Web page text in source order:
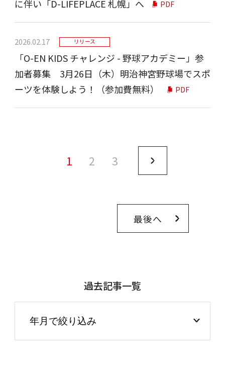
に伴い「D-LIFEPLACE 札幌」へ PDF
2026.02.17 リリース
「O-EN KIDS チャレンジ - 野球アカデミー」参
加者募集 3月26日（木）明治神宮野球場でスポ
ーツを体験しよう！（参加費無料）
PDF
1 2 3
最後へ
過去記事一覧